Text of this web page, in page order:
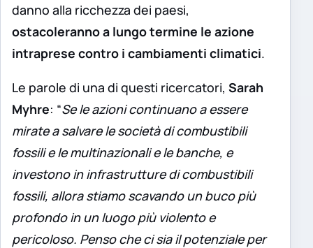
danno alla ricchezza dei paesi,
ostacoleranno a lungo termine le azione
intraprese contro i cambiamenti climatici.
Le parole di una di questi ricercatori, Sarah
Myhre: “Se le azioni continuano a essere
mirate a salvare le società di combustibili
fossili e le multinazionali e le banche, e
investono in infrastrutture di combustibili
fossili, allora stiamo scavando un buco più
profondo in un luogo più violento e
pericoloso. Penso che ci sia il potenziale per